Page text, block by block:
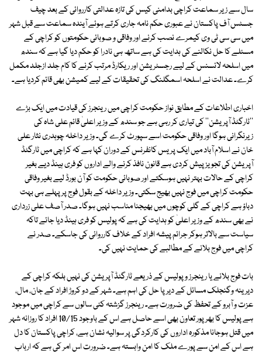
سال سے زیر سماعت کراچی بدامنی کیس کی تازہ عدالتی کارروائی کے بعد چیف
جسٹس آف پاکستان نے عبوری حکم نامہ جاری کرتے ہوئے آیندہ سماعت سے قبل شہر
میں سی سی ٹی وی کیمرے نصب کرنے اور وفاقی و صوبائی حکومتوں کو کراچی کے
مسئلے کا حل نکالنے کی ہدایت کی ہے ساتھ ہی نادرا کو حکم دیا گیا ہے کہ سندھ
میں اسلحہ لائسنس کے لیے رجسٹریشن اور ریکارڈ مرتب کرنے کا کام جلد ازجلد مکمل
کرے۔ عدالت نے اسلحہ اسمگلنگ کی تحقیقات کے لیے کمیشن بھی قائم کردیا ہے۔
اخباری اطلاعات کے مطابق نواز حکومت کراچی میں رینجرز کی قیادت میں ایک بڑے
''ٹارگٹڈ آپریشن'' کی تیاری کر رہی ہے جو سندھ کے وزیر اعلیٰ قائم علی شاہ کی
زیرنگرانی ہوگا اور وفاقی حکومت اسے سپورٹ کرے گی۔ وزیر داخلہ چوہدری نثار علی
خان نے اسلام آباد میں ایک پریس کانفرنس کے دوران کہا ہے کہ کراچی میں ٹارگٹڈ
آپریشن کی تجویز پیش کردی ہے قانون نافذ کرنے والے اداروں کو فری ہینڈ دیے بغیر
کراچی کے حالات بہتر نہیں ہوسکتے اور صوبائی حکومت کو آن بورڈ لیے بغیر وفاقی
حکومت کراچی میں فوج نہیں بھیج سکتی۔ وزیر داخلہ کے بقول فوج پر پہلے ہی بہت
دباؤ ہے کراچی کے گلی کوچوں میں بھیجنا مناسب نہیں ہوگا۔ صدر آصف علی زرداری
نے بھی سندھ کے وزیر اعلیٰ کو ہدایت کی ہے کہ پولیس کو فری ہینڈ دیا جائے تاکہ
سیاست سے بالاتر ہوکر جرائم پیشہ افراد کے خلاف کارروائی کی جاسکے۔ صدر نے
کراچی میں فوج بلانے کے مطالبے کی حمایت نہیں کی۔
بات فوج بلانے یا رینجرز و پولیس کے ذریعے ٹارگٹڈ آپریشن کی نہیں بلکہ کراچی کے
دیرینہ وگنجلک مسائل کے دیرپا حل کی اہم ہے۔ شہر کے دو کروڑ افراد کے جان، مال،
عزت و آبرو کے تحفظ کی ضرورت ہے۔ رینجرز گزشتہ کئی سالوں سے کراچی میں موجود
ہے پولیس کا بھرپور تعاون بھی اسے حاصل ہے اس کے باوجود 10/15 افراد کا روزانہ شہر
میں قتل ہوجانا مذکورہ اداروں کی کارکردگی پر سوالیہ نشان ہے، کراچی پاکستان کا دل
ہے اس کے امن سے پورے ملک کا امن وابستہ ہے۔ ضرورت اس امر کی ہے کہ ارباب